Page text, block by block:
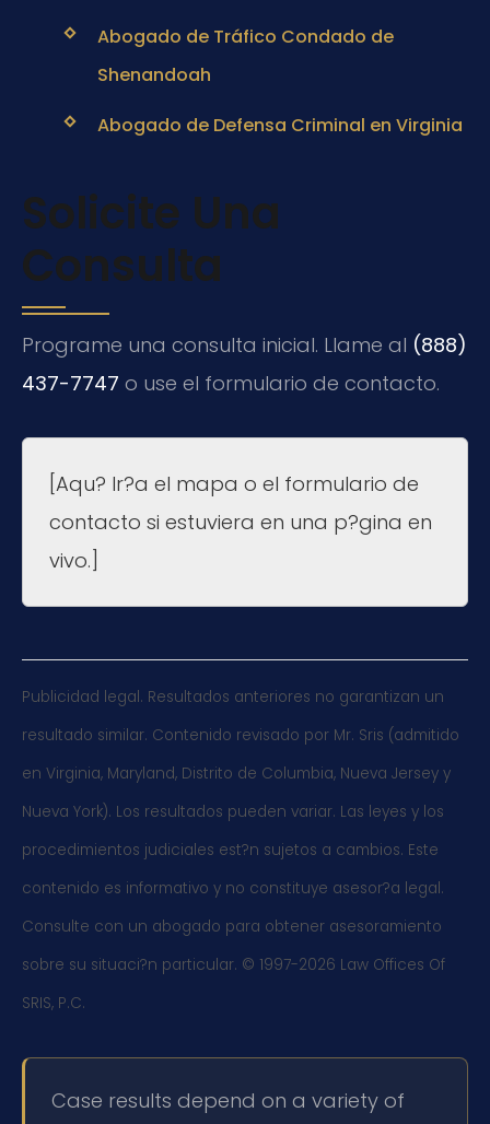
Abogado de Tráfico Condado de
Shenandoah
Abogado de Defensa Criminal en Virginia
Solicite Una
Consulta
Programe una consulta inicial. Llame al (888)
437-7747 o use el formulario de contacto.
[Aqu? Ir?a el mapa o el formulario de
contacto si estuviera en una p?gina en
vivo.]
Publicidad legal. Resultados anteriores no garantizan un
resultado similar. Contenido revisado por Mr. Sris (admitido
en Virginia, Maryland, Distrito de Columbia, Nueva Jersey y
Nueva York). Los resultados pueden variar. Las leyes y los
procedimientos judiciales est?n sujetos a cambios. Este
contenido es informativo y no constituye asesor?a legal.
Consulte con un abogado para obtener asesoramiento
sobre su situaci?n particular. © 1997-2026 Law Offices Of
SRIS, P.C.
Case results depend on a variety of